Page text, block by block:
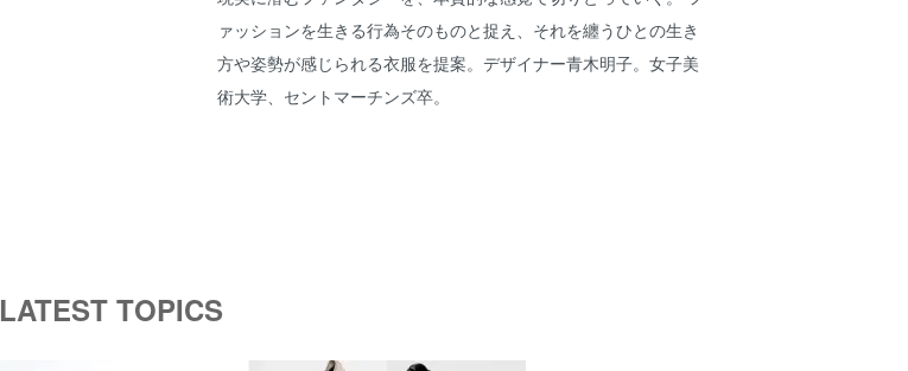
ァッションを生きる行為そのものと捉え、それを纏うひとの生き
方や姿勢が感じられる衣服を提案。デザイナー青木明子。女子美
術大学、セントマーチンズ卒。
LATEST TOPICS